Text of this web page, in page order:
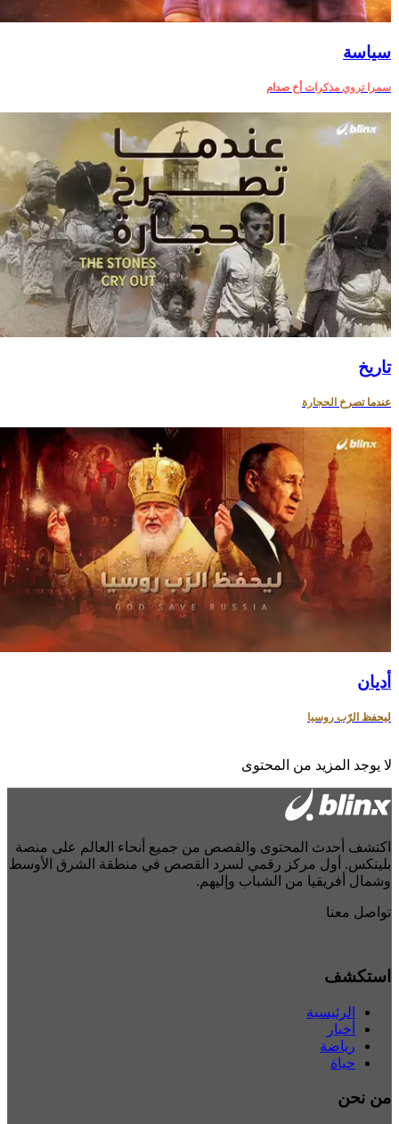
سياسة
سمرا تروي مذكرات أخ صدام
تاريخ
عندما تصرخ الحجارة
أديان
ليحفظ الرّب روسيا
لا يوجد المزيد من المحتوى
اكتشف أحدث المحتوى والقصص من جميع أنحاء العالم على منصة
بلينكس. أول مركز رقمي لسرد القصص في منطقة الشرق الأوسط
وشمال أفريقيا من الشباب وإليهم.
تواصل معنا
استكشف
الرئيسية
أخبار
رياضة
حياة
من نحن